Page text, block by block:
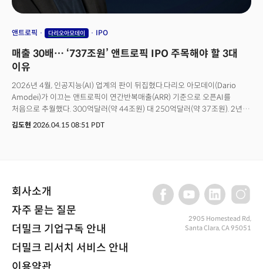
앤트로픽 다리오아모데이 IPO
매출 30배… ‘737조원’ 앤트로픽 IPO 주목해야 할 3대
이유
2026년 4월, 인공지능(AI) 업계의 판이 뒤집혔다.다리오 아모데이(Dario
Amodei)가 이끄는 앤트로픽이 연간반복매출(ARR) 기준으로 오픈AI를
처음으로 추월했다. 300억달러(약 44조원) 대 250억달러(약 37조원). 2년
전만 해도 오픈AI 매출의 5분의 1에 불과하던 앤트로픽이었다.AI 시대의
골드만삭스·JP모건 주관사 지정, 그리고 2026년 2월 300억달러(약 44조원)
규모 시리즈G 조달. 투자자들은 이미 알고 있다. 이것은 IPO를 향한 마지막
조립 단계라는 것을.
김도현 2026.04.15 08:51 PDT
회사소개
자주 묻는 질문
더밀크 기업구독 안내
더밀크 리서치 서비스 안내
2905 Homestead Rd,
Santa Clara, CA 95051